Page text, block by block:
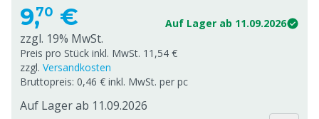
9,70 € Auf Lager ab 11.09.2026
zzgl. 19% MwSt.
Preis pro Stück inkl. MwSt. 11,54 €
zzgl. Versandkosten
Bruttopreis: 0,46 € inkl. MwSt. per pc
Auf Lager ab 11.09.2026